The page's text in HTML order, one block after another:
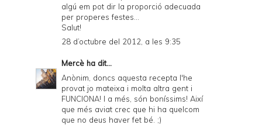
algú em pot dir la proporció adecuada
per properes festes...
Salut!
28 d’octubre del 2012, a les 9:35
Mercè ha dit...
Anònim, doncs aquesta recepta l'he
provat jo mateixa i molta altra gent i
FUNCIONA! I a més, són boníssims! Així
que més aviat crec que hi ha quelcom
que no deus haver fet bé. ;)